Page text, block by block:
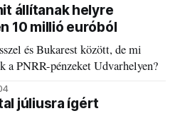
állítanak helyre
10 millió euróból
és Bukarest között, de mi
PNRR-pénzeket Udvarhelyen?
júliusra ígért